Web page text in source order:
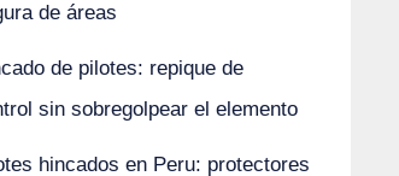
de áreas
de pilotes: repique de
sin sobregolpear el elemento
hincados en Peru: protectores